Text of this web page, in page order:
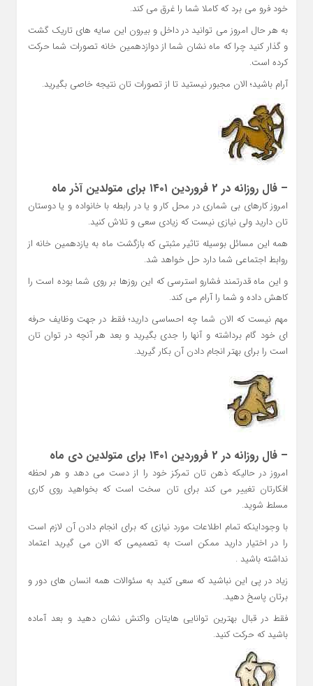
خود فرو می برد که کاملا شما را غرق می کند.
به هر حال امروز می توانید در داخل و بیرون این سایه های تاریک گشت
و گذار کنید چرا که ماه نشان شما از دوازدهمین خانه تصورات شما حرکت
کرده است.
آرام باشید؛ الان مجبور نیستید تا از تصورات تان نتیجه خاصی بگیرید.
– فال روزانه در 2 فروردین ۱۴۰۱ برای متولدین آذر ماه
امروز کارهای بی شماری در محل کار و یا در رابطه با خانواده و یا دوستان
تان دارید ولی نیازی نیست که زیادی سعی و تلاش کنید.
همه این مسائل بوسیله تاثیر مثبتی که بازگشت ماه به یازدهمین خانه از
روابط اجتماعی شما دارد حل خواهد شد.
و این ماه قدرتمند فشارو استرسی که این روزها بر روی شما بوده است را
کاهش داده و شما را آرام می کند.
مهم نیست که الان شما چه احساسی دارید؛ فقط در جهت وظایف حرفه
ای خود گام برداشته و آنها را جدی بگیرید و بعد هر آنچه در توان تان
است را برای بهتر انجام دادن آن بکار گیرید.
– فال روزانه در 2 فروردین ۱۴۰۱ برای متولدین دی ماه
امروز در حالیکه ذهن تان تمرکز خود را از دست می دهد و هر لحظه
افکارتان تغییر می کند برای تان سخت است که بخواهید روی کاری
مسلط شوید.
با وجوداینکه تمام اطلاعات مورد نیازی که برای انجام دادن آن لازم است
را در اختیار دارید ممکن است به تصمیمی که الان می گیرید اعتماد
نداشته باشید .
زیاد در پی این نباشید که سعی کنید به سئوالات همه انسان های دور و
برتان پاسخ دهید.
فقط در قبال بهترین توانایی هایتان واکنش نشان دهید و بعد آماده
باشید که حرکت کنید.